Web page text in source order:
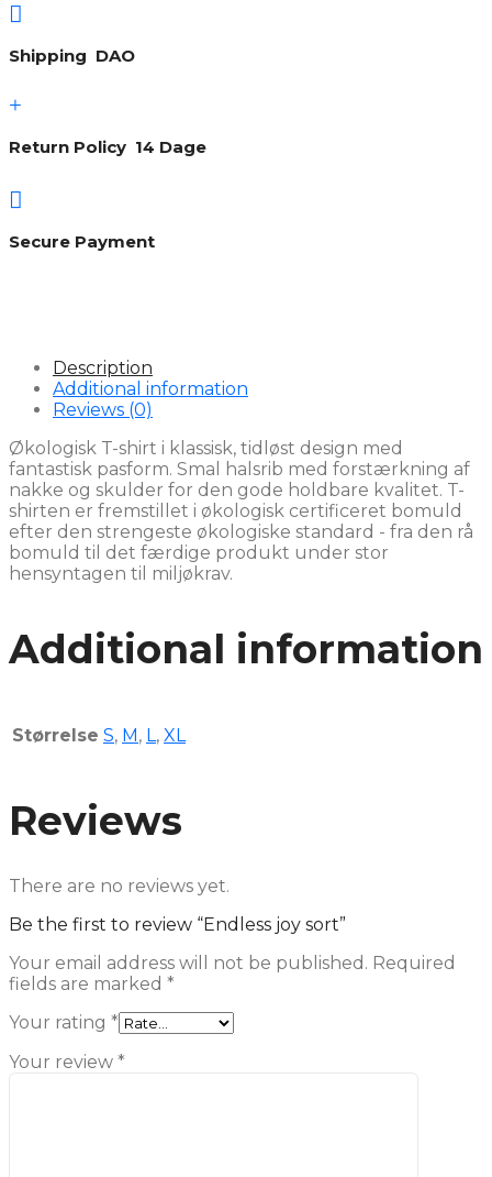

Shipping DAO
+
Return Policy 14 Dage

Secure Payment
Description
Additional information
Reviews (0)
Økologisk T-shirt i klassisk, tidløst design med
fantastisk pasform. Smal halsrib med forstærkning af
nakke og skulder for den gode holdbare kvalitet. T-
shirten er fremstillet i økologisk certificeret bomuld
efter den strengeste økologiske standard - fra den rå
bomuld til det færdige produkt under stor
hensyntagen til miljøkrav.
Additional information
Størrelse S, M , L, XL
Reviews
There are no reviews yet.
Be the first to review “Endless joy sort”
Your email address will not be published. Required
fields are marked *
Your rating *
Your review *